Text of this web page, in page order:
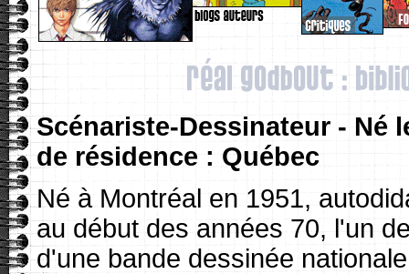
Scénariste-Dessinateur - Né
de résidence : Québec
Né à Montréal en 1951,
au début des années 70, l'un
d'une bande dessinée